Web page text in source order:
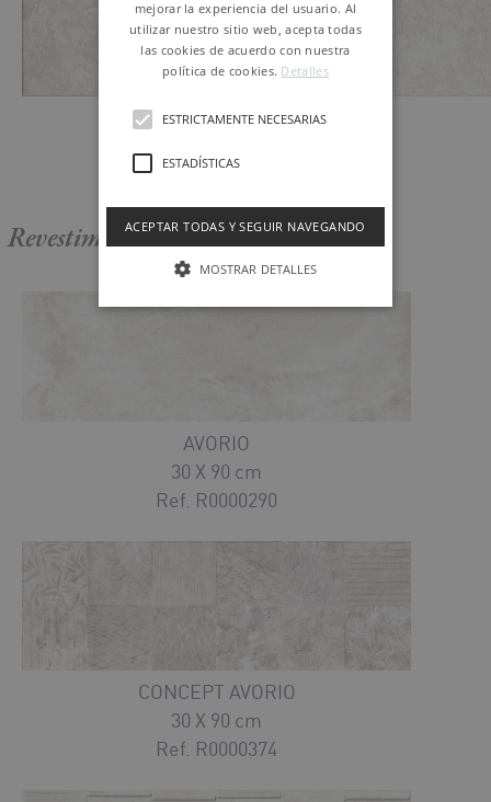
AVORIO
Ref. P0002440
Revestimiento
AVORIO
30 X 90 cm
Ref. R0000290
CONCEPT AVORIO
30 X 90 cm
Ref. R0000374
mejorar la experiencia del usuario. Al
utilizar nuestro sitio web, acepta todas
las cookies de acuerdo con nuestra
política de cookies. Detalles
ESTRICTAMENTE NECESARIAS
ESTADÍSTICAS
ACEPTAR TODAS Y SEGUIR NAVEGANDO
MOSTRAR DETALLES